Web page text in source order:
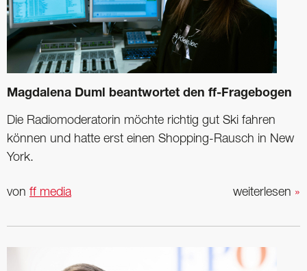
Magdalena Duml beantwortet den ff-Fragebogen
Die Radiomoderatorin möchte richtig gut Ski fahren
können und hatte erst einen Shopping-Rausch in New
York.
weiterlesen »
von ff media